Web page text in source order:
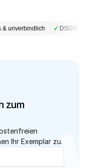
unverbindlich ✓DSGVO-
zum
Ihr Exemplar zu.